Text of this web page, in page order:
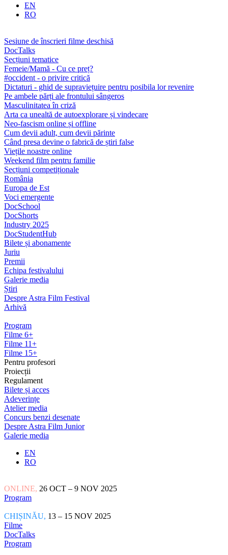
EN
RO
Sesiune de înscrieri filme deschisă
DocTalks
Secțiuni tematice
Femeie/Mamă - Cu ce preț?
#occident - o privire critică
Dictaturi - ghid de supraviețuire pentru posibila lor revenire
Pe ambele părți ale frontului sângeros
Masculinitatea în criză
Arta ca unealtă de autoexplorare și vindecare
Neo-fascism online și offline
Cum devii adult, cum devii părinte
Când presa devine o fabrică de știri false
Viețile noastre online
Weekend film pentru familie
Secțiuni competiționale
România
Europa de Est
Voci emergente
DocSchool
DocShorts
Industry 2025
DocStudentHub
Bilete și abonamente
Juriu
Premii
Echipa festivalului
Galerie media
Știri
Despre Astra Film Festival
Arhivă
Program
Filme 6+
Filme 11+
Filme 15+
Pentru profesori
Proiecții
Regulament
Bilete și acces
Adeverințe
Atelier media
Concurs benzi desenate
Despre Astra Film Junior
Galerie media
EN
RO
ONLINE, 26 OCT – 9 NOV 2025
Program
CHIȘINĂU, 13 – 15 NOV 2025
Filme
DocTalks
Program